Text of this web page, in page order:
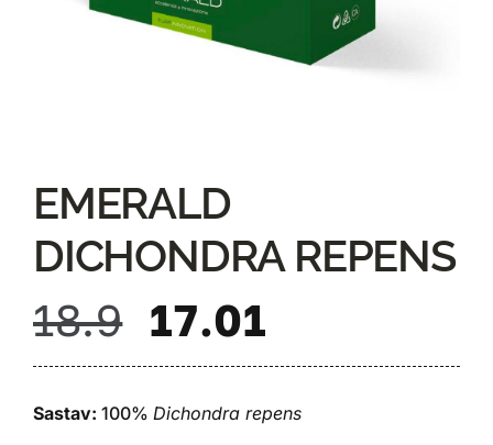
EMERALD
DICHONDRA REPENS
18.9 17.01
Sastav: 100% Dichondra repens